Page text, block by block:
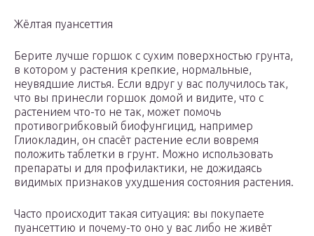
Жёлтая пуансеттия
Берите лучше горшок с сухим поверхностью грунта,
в котором у растения крепкие, нормальные,
неувядшие листья. Если вдруг у вас получилось так,
что вы принесли горшок домой и видите, что с
растением что-то не так, может помочь
противогрибковый биофунгицид, например
Глиокладин, он спасёт растение если вовремя
положить таблетки в грунт. Можно использовать
препараты и для профилактики, не дожидаясь
видимых признаков ухудшения состояния растения.
Часто происходит такая ситуация: вы покупаете
пуансеттию и почему-то оно у вас либо не живёт